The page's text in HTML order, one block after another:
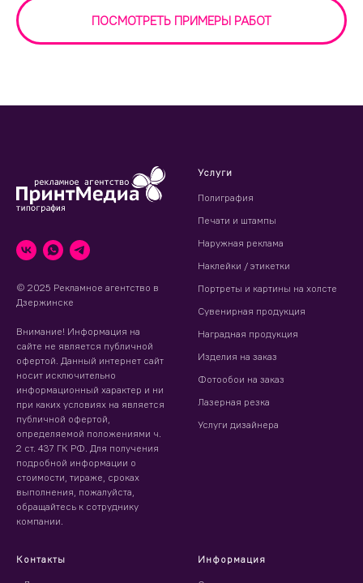
ПОСМОТРЕТЬ ПРИМЕРЫ РАБОТ
© 2025 Рекламное агентство в
Дзержинске
Внимание! Информация на
сайте не является публичной
офертой. Данный интернет сайт
носит исключительно
информационный характер и ни
при каких условиях на является
публичной офертой,
определяемой положениями ч.
2 ст. 437 ГК РФ. Для получения
подробной информации о
стоимости, тираже, сроках
выполнения, пожалуйста,
обращайтесь к сотруднику
компании.
Услуги
Полиграфия
Печати и штампы
Наружная реклама
Наклейки / этикетки
Портреты и картины на холсте
Сувенирная продукция
Наградная продукция
Изделия на заказ
Фотообои на заказ
Лазерная резка
Услуги дизайнера
Контакты Информация